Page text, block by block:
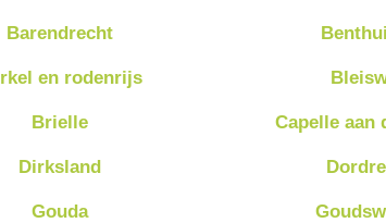
Barendrecht
en rodenrijs
Brielle Capelle aan
Dirksland
Gouda